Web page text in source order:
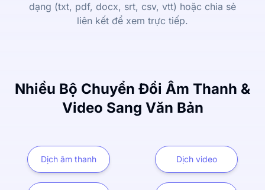
dạng (txt, pdf, docx, srt, csv, vtt) hoặc chia sẻ
liên kết để xem trực tiếp.
Nhiều Bộ Chuyển Đổi Âm Thanh &
Video Sang Văn Bản
Dịch âm thanh Dịch video